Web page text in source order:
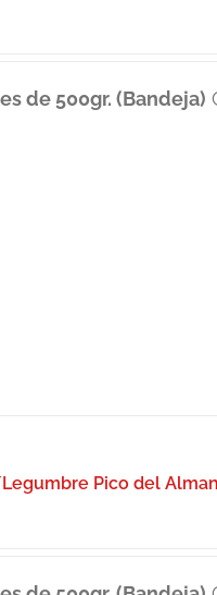
de 500gr. (Bandeja)
Pico del